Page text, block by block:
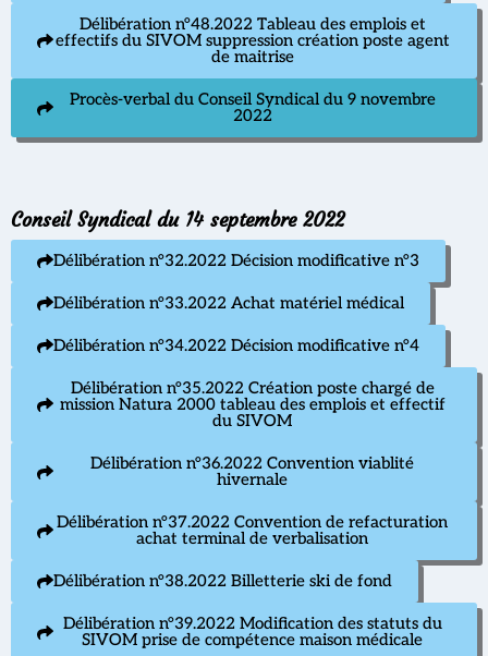
Délibération n°48.2022 Tableau des emplois et
effectifs du SIVOM suppression création poste agent
de maitrise
Procès-verbal du Conseil Syndical du 9 novembre
2022
Conseil Syndical du 14 septembre 2022
Délibération n°32.2022 Décision modificative n°3
Délibération n°33.2022 Achat matériel médical
Délibération n°34.2022 Décision modificative n°4
Délibération n°35.2022 Création poste chargé de
mission Natura 2000 tableau des emplois et effectif
du SIVOM
Délibération n°36.2022 Convention viablité
hivernale
Délibération n°37.2022 Convention de refacturation
achat terminal de verbalisation
Délibération n°38.2022 Billetterie ski de fond
Délibération n°39.2022 Modification des statuts du
SIVOM prise de compétence maison médicale